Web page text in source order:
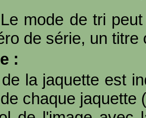
Le mode de tri
de série, un titre
:
la jaquette est
chaque jaquette (